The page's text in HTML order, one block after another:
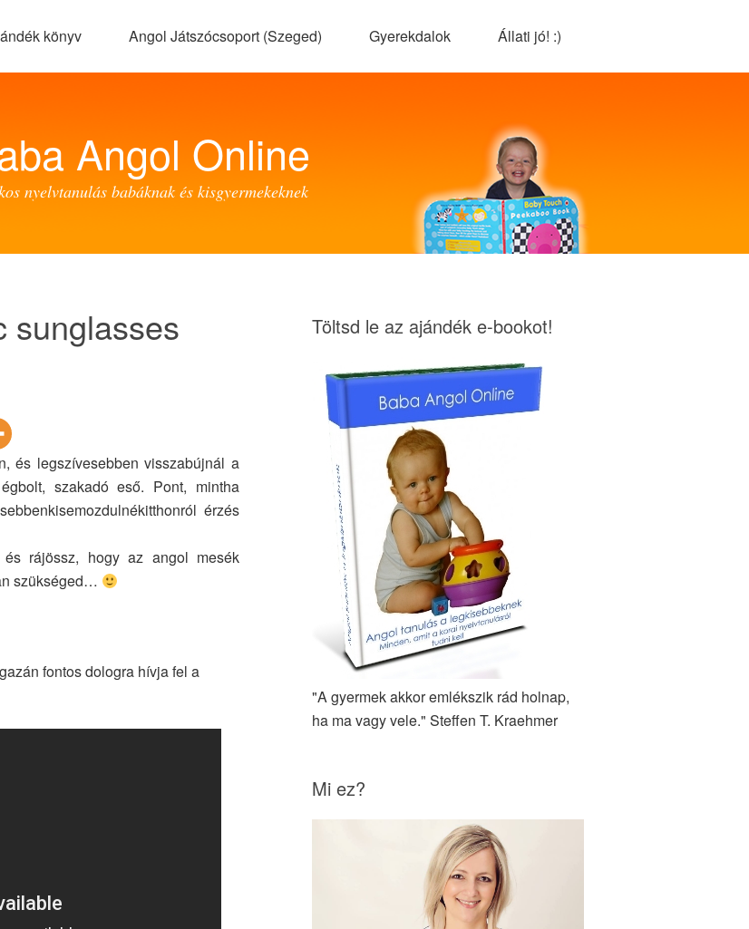
könyv Angol Játszócsoport (Szeged) Gyerekdalok Állati jó! :)
Angol Online
nyelvtanulás babáknak és kisgyermekeknek
sunglasses
és legszívesebben visszabújnál a
szakadó eső. Pont, mintha
érzés
rájössz, hogy az angol mesék
szükséged…
fontos dologra hívja fel a
Töltsd le az ajándék e-bookot!
"A gyermek akkor emlékszik rád holnap,
ha ma vagy vele." Steffen T. Kraehmer
Mi ez?